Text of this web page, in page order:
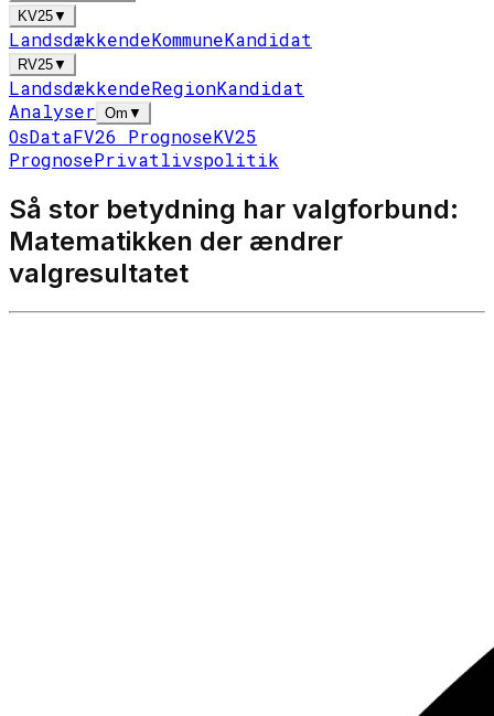
KV25▼
LandsdækkendeKommuneKandidat
RV25▼
LandsdækkendeRegionKandidat
Analyser Om ▼
OsDataFV26 PrognoseKV25
PrognosePrivatlivspolitik
Så stor betydning har valgforbund:
Matematikken der ændrer
valgresultatet